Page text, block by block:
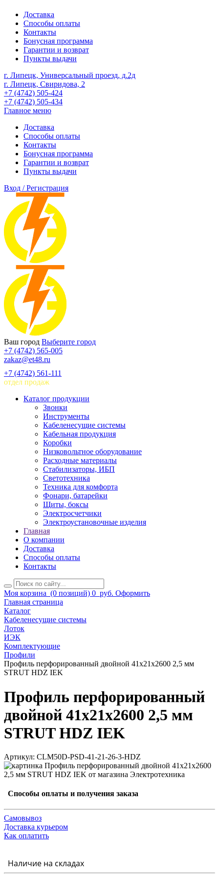
Доставка
Способы оплаты
Контакты
Бонусная программа
Гарантии и возврат
Пункты выдачи
г. Липецк, Универсальный проезд, д.2д
г. Липецк, Свиридова, 2
+7 (4742) 505-424
+7 (4742) 505-434
Главное меню
Доставка
Способы оплаты
Контакты
Бонусная программа
Гарантии и возврат
Пункты выдачи
Вход / Регистрация
Ваш город Выберите город
+7 (4742) 565-005
zakaz@et48.ru
+7 (4742) 561-111
отдел продаж
Каталог продукции
Звонки
Инструменты
Кабеленесущие системы
Кабельная продукция
Коробки
Низковольтное оборудование
Расходные материалы
Стабилизаторы, ИБП
Светотехника
Техника для комфорта
Фонари, батарейки
Щиты, боксы
Электросчетчики
Электроустановочные изделия
Главная
О компании
Доставка
Способы оплаты
Контакты
Моя корзина (0 позиций) 0 руб. Оформить
Главная страница
Каталог
Кабеленесущие системы
Лоток
ИЭК
Комплектующие
Профили
Профиль перфорированный двойной 41х21х2600 2,5 мм
STRUT HDZ IEK
Профиль перфорированный
двойной 41х21х2600 2,5 мм
STRUT HDZ IEK
Артикул: CLM50D-PSD-41-21-26-3-HDZ
Способы оплаты и получения заказа
Самовывоз
Доставка курьером
Как оплатить
Наличие на складах